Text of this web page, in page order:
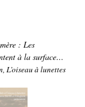
: Les
à la surface…
L’oiseau à lunettes